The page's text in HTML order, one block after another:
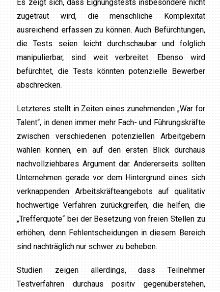
Es zeigt sich, dass Eignungstests insbesondere nicht
zugetraut wird, die menschliche Komplexität
ausreichend erfassen zu können. Auch Befürchtungen,
die Tests seien leicht durchschaubar und folglich
manipulierbar, sind weit verbreitet. Ebenso wird
befürchtet, die Tests könnten potenzielle Bewerber
abschrecken.
Letzteres stellt in Zeiten eines zunehmenden „War for
Talent“, in denen immer mehr Fach- und Führungskräfte
zwischen verschiedenen potenziellen Arbeitgebern
wählen können, ein auf den ersten Blick durchaus
nachvollziehbares Argument dar. Andererseits sollten
Unternehmen gerade vor dem Hintergrund eines sich
verknappenden Arbeitskräfteangebots auf qualitativ
hochwertige Verfahren zurückgreifen, die helfen, die
„Trefferquote“ bei der Besetzung von freien Stellen zu
erhöhen, denn Fehlentscheidungen in diesem Bereich
sind nachträglich nur schwer zu beheben.
Studien zeigen allerdings, dass Teilnehmer
Testverfahren durchaus positiv gegenüberstehen,